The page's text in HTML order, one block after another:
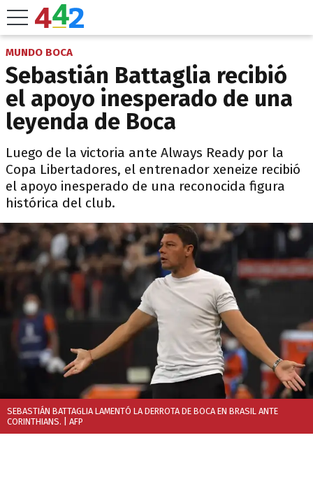
MUNDO BOCA
Sebastián Battaglia recibió
el apoyo inesperado de una
leyenda de Boca
Luego de la victoria ante Always Ready por la
Copa Libertadores, el entrenador xeneize recibió
el apoyo inesperado de una reconocida figura
histórica del club.
SEBASTIÁN BATTAGLIA LAMENTÓ LA DERROTA DE BOCA EN BRASIL ANTE
CORINTHIANS. | AFP